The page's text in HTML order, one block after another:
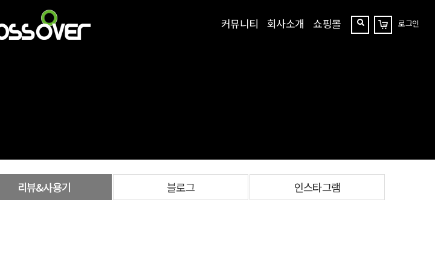
커뮤니티 회사소개 쇼핑몰
찾
장
바
로그인
리뷰&사용기 블로그 인스타그램